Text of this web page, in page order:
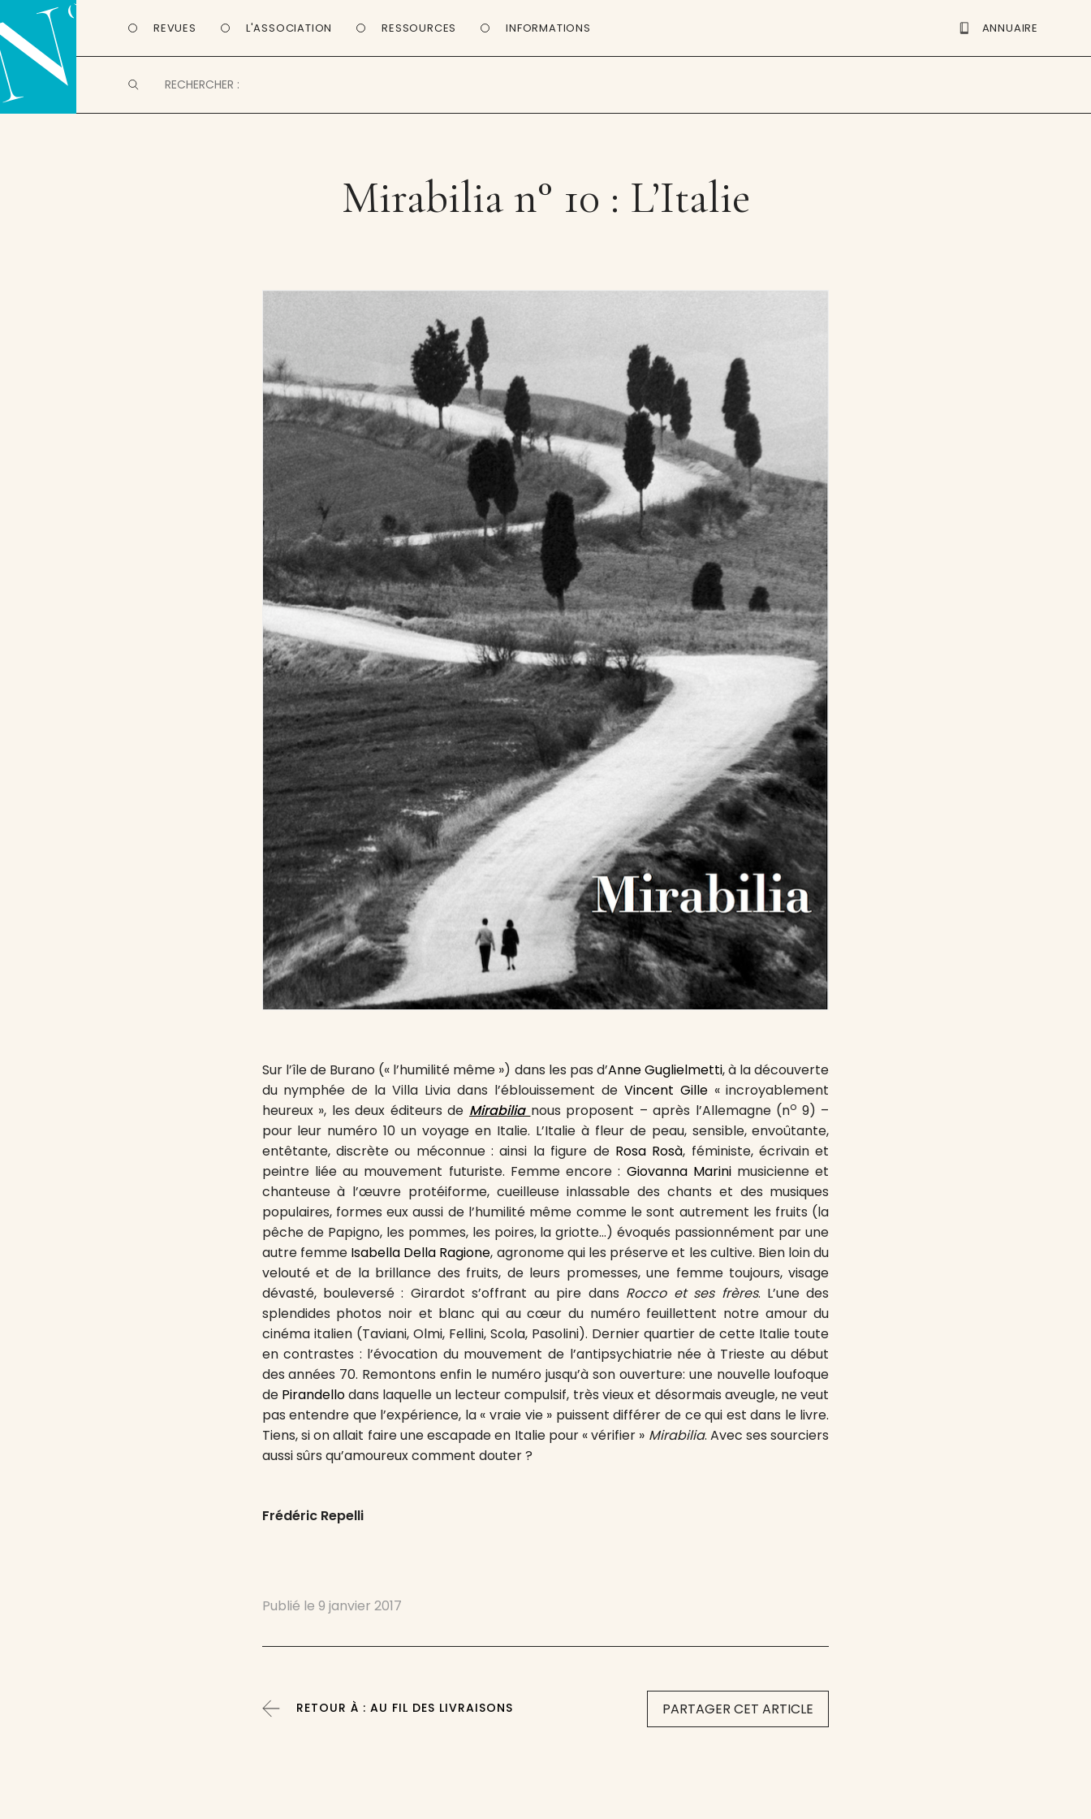
REVUES L'ASSOCIATION RESSOURCES INFORMATIONS ANNUAIRE
Mirabilia n° 10 : L’Italie
Sur l’île de Burano (« l’humilité même ») dans les pas d’Anne Guglielmetti, à la découverte
du nymphée de la Villa Livia dans l’éblouissement de Vincent Gille« incroyablement
heureux », les deux éditeurs de Mirabilia nous proposent – après l’Allemagne (no 9) –
pour leur numéro 10 un voyage en Italie. L’Italie à fleur de peau, sensible, envoûtante,
entêtante, discrète ou méconnue : ainsi la figure de Rosa Rosà, féministe, écrivain et
peintre liée au mouvement futuriste. Femme encore : Giovanna Marinimusicienne et
chanteuse à l’œuvre protéiforme, cueilleuse inlassable des chants et des musiques
populaires, formes eux aussi de l’humilité même comme le sont autrement les fruits (la
pêche de Papigno, les pommes, les poires, la griotte…) évoqués passionnément par une
autre femme Isabella Della Ragione, agronome qui les préserve et les cultive. Bien loin du
velouté et de la brillance des fruits, de leurs promesses, une femme toujours, visage
dévasté, bouleversé : Girardot s’offrant au pire dans Rocco et ses frères. L’une des
splendides photos noir et blanc qui au cœur du numéro feuillettent notre amour du
cinéma italien (Taviani, Olmi, Fellini, Scola, Pasolini). Dernier quartier de cette Italie toute
en contrastes : l’évocation du mouvement de l’antipsychiatrie née à Trieste au début
des années 70. Remontons enfin le numéro jusqu’à son ouverture: une nouvelle loufoque
de Pirandellodans laquelle un lecteur compulsif, très vieux et désormais aveugle, ne veut
pas entendre que l’expérience, la « vraie vie » puissent différer de ce qui est dans le livre.
Tiens, si on allait faire une escapade en Italie pour « vérifier » Mirabilia. Avec ses sourciers
aussi sûrs qu’amoureux comment douter ?
Frédéric Repelli
Publié le 9 janvier 2017
PARTAGER CET ARTICLE
RETOUR À : AU FIL DES LIVRAISONS